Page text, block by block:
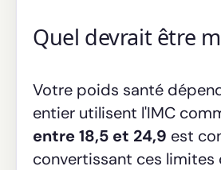
Quel devrait être
Votre poids santé
entier utilisent l'IMC
entre 18,5 et 24,9 est
convertissant ces